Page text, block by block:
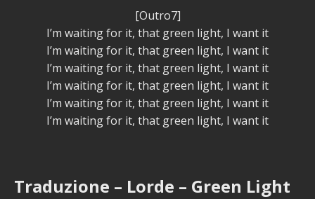
[Outro7]
I’m waiting for it, that green light, I want it
I’m waiting for it, that green light, I want it
I’m waiting for it, that green light, I want it
I’m waiting for it, that green light, I want it
I’m waiting for it, that green light, I want it
I’m waiting for it, that green light, I want it
Traduzione – Lorde – Green Light